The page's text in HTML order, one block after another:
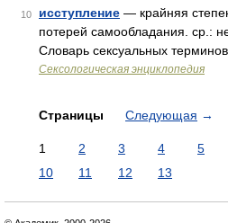
10 исступление — крайняя
потерей самообладания. ср.:
Словарь сексуальных
Сексологическая энциклопедия
Страницы Следующая →
1 2 3 4 5
10
11 12 13